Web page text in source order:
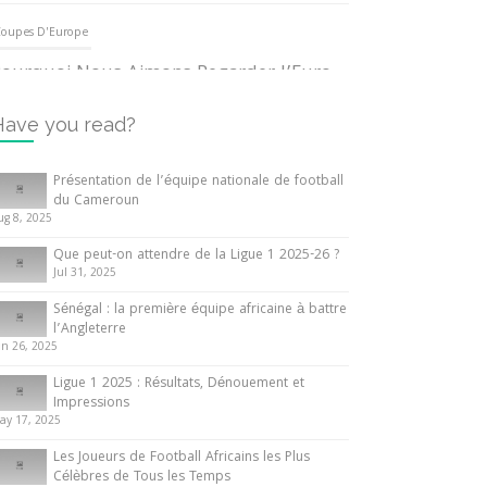
D'Europe
Nous Aimons Regarder l’Euro
June 2024
Internationales
ce que vous devez savoir sur la
d’Afrique des Nations
10 May 2024
Internationales
de l’équipe nationale de
football du Cameroun
2025
you read?
Présentation de l’équipe nationale de football
du Cameroun
8, 2025
Que peut-on attendre de la Ligue 1 2025-26 ?
Jul 31, 2025
Sénégal : la première équipe africaine à battre
l’Angleterre
26, 2025
Ligue 1 2025 : Résultats, Dénouement et
Impressions
17, 2025
Les Joueurs de Football Africains les Plus
Célèbres de Tous les Temps